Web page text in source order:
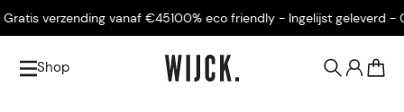
verzending vanaf €45100% eco friendly - Ingelijst geleverd -
Shop